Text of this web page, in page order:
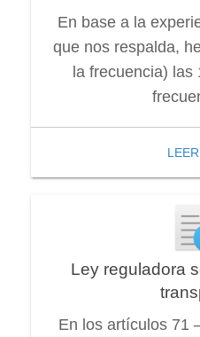
En base a la
que nos respalda,
la frecuencia) las
Ley reguladora
En los artículos 71